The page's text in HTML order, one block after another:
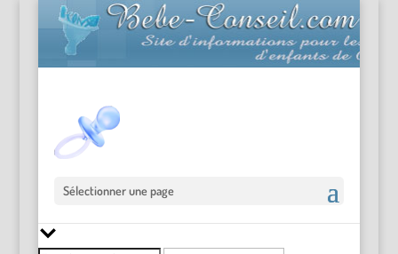
Sélectionner une page